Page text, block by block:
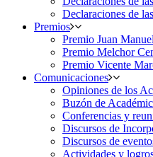
Declaraciones de
Premios
Premio Juan
Premio Melchor
Premio Vicente
Comunicaciones
Opiniones de los
Buzón de
Conferencias y
Discursos de
Discursos de
Actividades y